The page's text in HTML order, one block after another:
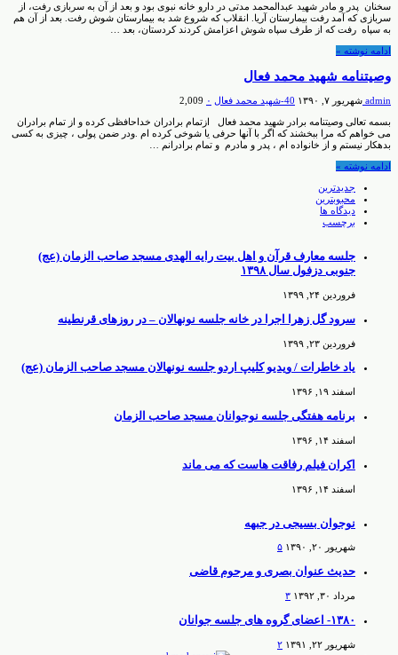
سخنان پدر و مادر شهید عبدالمحمد مدتی در دارو خانه نبوی بود و بعد از آن به سربازی رفت، از
سربازی که آمد رفت بیمارستان آریا. انقلاب که شروع شد به بیمارستان شوش رفت. بعد از آن هم
به سپاه رفت که از طرف سپاه شوش اعزامش کردند کردستان، بعد …
ادامه نوشته »
وصیتنامه شهید محمد فعال
admin شهریور ۷, ۱۳۹۰ 40-شهيد محمد فعال ۰ 2,009
بسمه تعالی وصیتنامه برادر شهید محمد فعال ازتمام برادران خداحافظی کرده و از تمام برادران
می خواهم که مرا ببخشند که اگر با آنها حرفی یا شوخی کرده ام .ودر ضمن پولی ، چیزی به کسی
بدهکار نیستم و از خانواده ام ، پدر و مادرم و تمام برادرانم …
ادامه نوشته »
جدیدترین
محبوبترین
دیدگاه ها
برچسب
جلسه معارف قرآن و اهل بیت رایه الهدی مسجد صاحب الزمان (عج)
جنوبی دزفول سال ۱۳۹۸
فروردین ۲۴, ۱۳۹۹
سرود گل زهرا اجرا در خانه جلسه نونهالان – در روزهای قرنطینه
فروردین ۲۳, ۱۳۹۹
یاد خاطرات / ویدیو کلیپ اردو جلسه نونهالان مسجد صاحب الزمان (عج)
اسفند ۱۹, ۱۳۹۶
برنامه هفتگی جلسه نوجوانان مسجد صاحب الزمان
اسفند ۱۴, ۱۳۹۶
اکران فیلم رفاقت هاست که می ماند
اسفند ۱۴, ۱۳۹۶
نوجوان بسیجی در جبهه
شهریور ۲۰, ۱۳۹۰ ۵
حدیث عنوان بصری و مرحوم قاضی
مرداد ۳۰, ۱۳۹۲ ۳
۱۳۸۰- اعضای گروه های جلسه جوانان
شهریور ۲۲, ۱۳۹۱ ۲